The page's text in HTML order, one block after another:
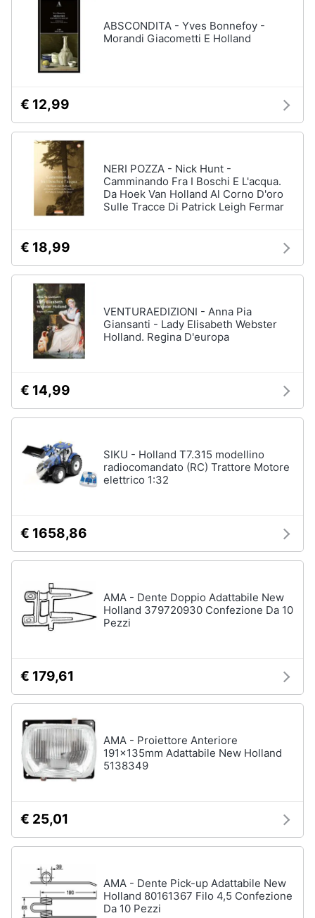
ABSCONDITA - Yves Bonnefoy -
Morandi Giacometti E Holland
€ 12,99
NERI POZZA - Nick Hunt -
Camminando Fra I Boschi E L'acqua.
Da Hoek Van Holland Al Corno D'oro
Sulle Tracce Di Patrick Leigh Fermar
€ 18,99
VENTURAEDIZIONI - Anna Pia
Giansanti - Lady Elisabeth Webster
Holland. Regina D'europa
€ 14,99
SIKU - Holland T7.315 modellino
radiocomandato (RC) Trattore Motore
elettrico 1:32
€ 1658,86
AMA - Dente Doppio Adattabile New
Holland 379720930 Confezione Da 10
Pezzi
€ 179,61
AMA - Proiettore Anteriore
191x135mm Adattabile New Holland
5138349
€ 25,01
AMA - Dente Pick-up Adattabile New
Holland 80161367 Filo 4,5 Confezione
Da 10 Pezzi